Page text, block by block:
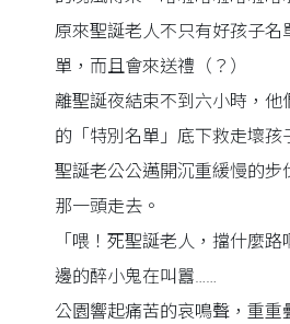
原來聖誕老人不只有好孩子名
單，而且會來送禮（？）
離聖誕夜結束不到六小時，他
的「特別名單」底下救走壞孩
聖誕老公公邁開沉重緩慢的步
那一頭走去。
「喂！死聖誕老人，擋什麼
邊的醉小鬼在叫囂……
公園響起痛苦的哀鳴聲，重重